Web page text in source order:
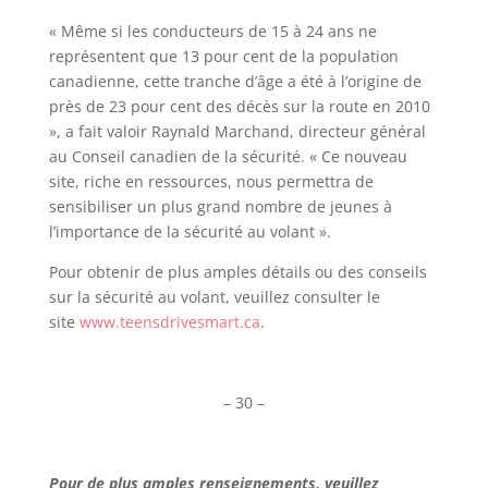
« Même si les conducteurs de 15 à 24 ans ne
représentent que 13 pour cent de la population
canadienne, cette tranche d’âge a été à l’origine de
près de 23 pour cent des décès sur la route en 2010
», a fait valoir Raynald Marchand, directeur général
au Conseil canadien de la sécurité. « Ce nouveau
site, riche en ressources, nous permettra de
sensibiliser un plus grand nombre de jeunes à
l’importance de la sécurité au volant ».
Pour obtenir de plus amples détails ou des conseils
sur la sécurité au volant, veuillez consulter le
site www.teensdrivesmart.ca.
– 30 –
Pour de plus amples renseignements, veuillez